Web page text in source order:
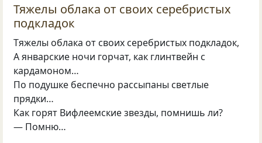
Тяжелы облака от своих серебристых
подкладок
Тяжелы облака от своих серебристых подкладок,
А январские ночи горчат, как глинтвейн с
кардамоном…
По подушке беспечно рассыпаны светлые
прядки…
Как горят Вифлеемские звезды, помнишь ли?
— Помню…